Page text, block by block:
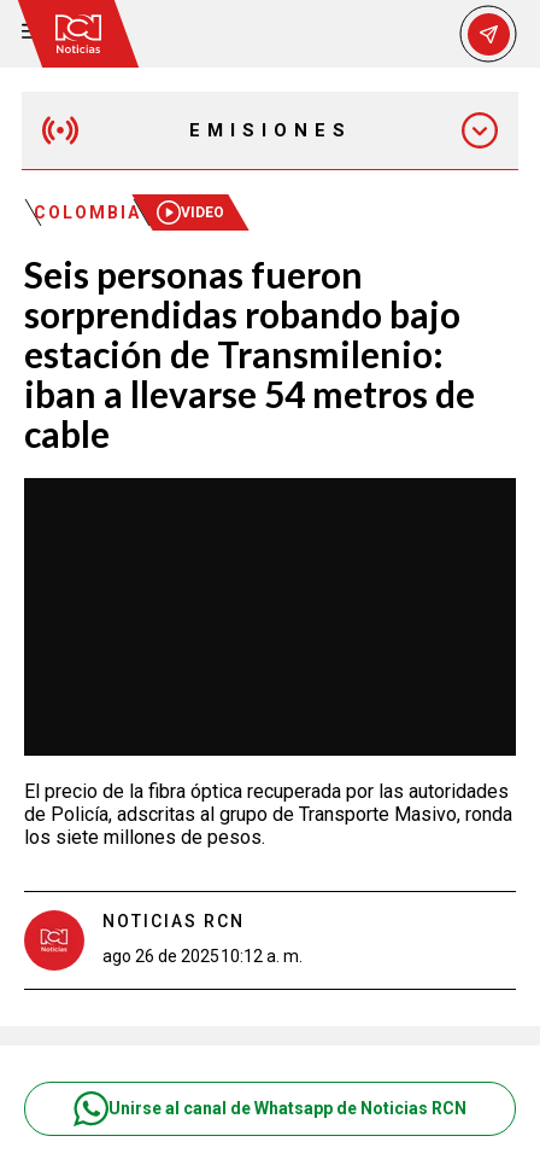
EMISIONES
MAÑANA EXPRESS
EMISIÓN 12:30 PM
EMISIÓN 7:00 PM
COLOMBIA VIDEO
Seis personas fueron
sorprendidas robando bajo
estación de Transmilenio:
iban a llevarse 54 metros de
cable
El precio de la fibra óptica recuperada por las autoridades
de Policía, adscritas al grupo de Transporte Masivo, ronda
los siete millones de pesos.
NOTICIAS RCN
ago 26 de 202510:12 a. m.
Unirse al canal de Whatsapp de Noticias RCN